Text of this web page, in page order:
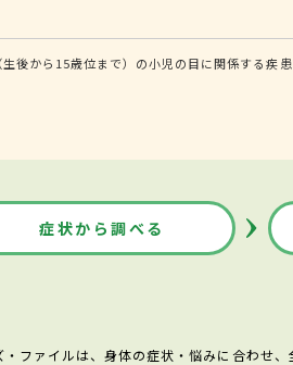
後から15歳位まで）の小児の目に関係する疾患
症状から調べる
・ファイルは、身体の症状・悩みに合わせ